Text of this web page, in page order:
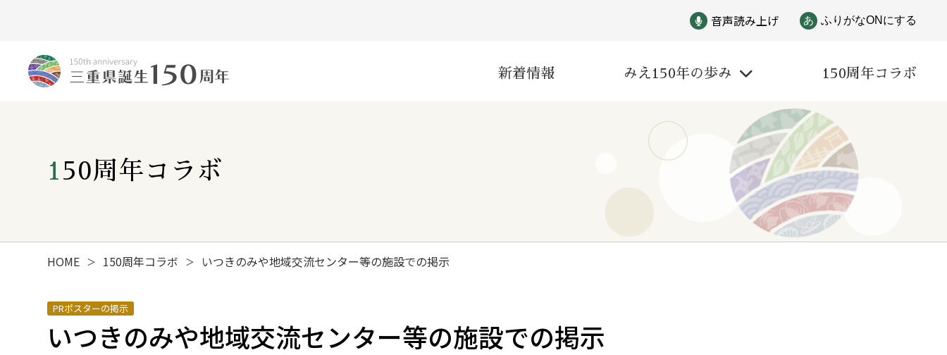
音声読み上げ あ ふりがなONにする
新着情報 みえ150年の歩み
インフラ
150周年コラボ
150周年コラボ
HOME ＞ 150周年コラボ ＞ いつきのみや地域交流センター等の施設での掲示
PRポスターの掲示
いつきのみや地域交流センター等の施設での掲示